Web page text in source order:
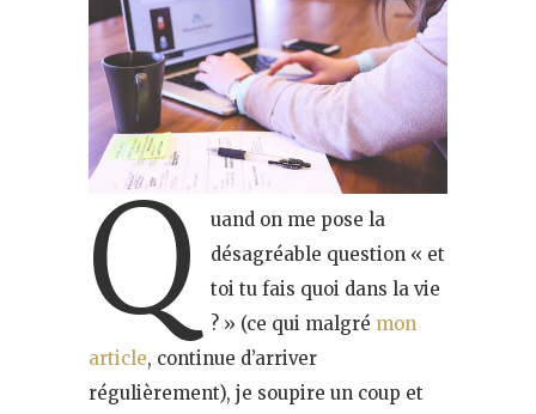
Q
uand on me pose la
désagréable question « et
toi tu fais quoi dans la vie
? » (ce qui malgré mon
article, continue d’arriver
régulièrement), je soupire un coup et